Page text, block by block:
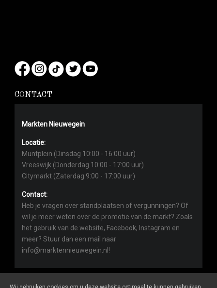
CONTACT
Markten Nieuwegein
Locatie:
Muntplein (Dinsdag 10:00 - 16:00 uur)
Vreeswijk (Donderdag 10:00 - 17:00 uur)
Citymarkt (Zaterdag 9:00 - 17:00 uur)
Contact:
Heb je vragen over standplaatsen of vergunningen? Of
wil je meer weten over de promotie van de markt? Zoals
het gebruik van de website, Facebook, Instagram en
meer? Stuur dan een mail naar
info@marktennieuwegein.nl!